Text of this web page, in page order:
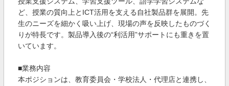
ど、授業の質向上とICT活用を支える自社製品群を展開。先
生のニーズを細かく吸い上げ、現場の声を反映したものづく
りが特長です。製品導入後の“利活用”サポートにも重きを置
いています。
■業務内容
本ポジションは、教育委員会・学校法人・代理店と連携し、